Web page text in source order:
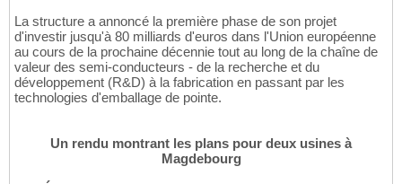
La structure a annoncé la première phase de son projet
d'investir jusqu'à 80 milliards d'euros dans l'Union européenne
au cours de la prochaine décennie tout au long de la chaîne de
valeur des semi-conducteurs - de la recherche et du
développement (R&D) à la fabrication en passant par les
technologies d'emballage de pointe.
Un rendu montrant les plans pour deux usines à
Magdebourg